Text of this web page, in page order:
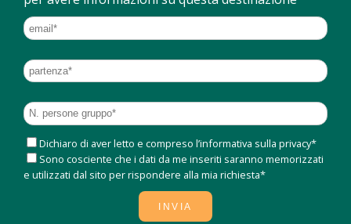
Dichiaro di aver letto e compreso l’informativa sulla privacy*
Sono cosciente che i dati da me inseriti saranno memorizzati
e utilizzati dal sito per rispondere alla mia richiesta*